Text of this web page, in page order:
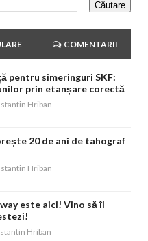
COMENTARII
pentru simeringuri SKF:
prin etanșare corectă
Hriban
20 de ani de tahograf
Hriban
este aici! Vino să îl
Hriban